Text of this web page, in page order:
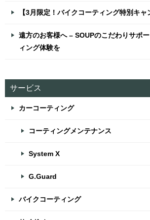
【3月限定！バイクコーティング特別キャ
遠方のお客様へ – SOUPのこだわりサポ
ィング体験を
サービス
カーコーティング
コーティングメンテナンス
System X
G.Guard
バイクコーティング